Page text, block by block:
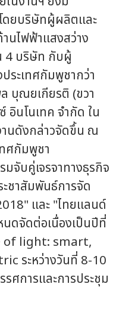
ดยบริษัทผู้ผลิตและ
นไฟฟ้าแสงสว่าง
4 บริษัท กับผู้
ระเทศกัมพูชากว่า
บุณยเกียรติ (ขวา
อินโนเทค จำกัด ใน
นดังกล่าวจัดขึ้น ณ
ศกัมพูชา
บคู่เจรจาทางธุรกิจ
ชาสัมพันธ์การจัด
และ "ไทยแลนด์
ดจัดต่อเนื่องเป็นปีที่
of light: smart,
ระหว่างวันที่ 8-10
การและการประชุม